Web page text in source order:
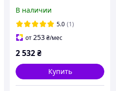
(915x600x730) Белый
Гамма стиль
В наличии
5.0 (1)
от253₴/мес
2 532₴
Купить